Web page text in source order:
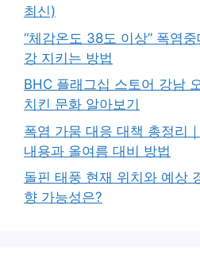
최신)
“체감온도 38도 이상” 폭염
강 지키는 방법
BHC 플래그십 스토어 강남
치킨 문화 알아보기
폭염 가뭄 대응 대책 총정리
내용과 올여름 대비 방법
돌핀 태풍 현재 위치와 예상
향 가능성은?